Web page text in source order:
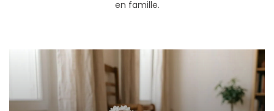
en famille.